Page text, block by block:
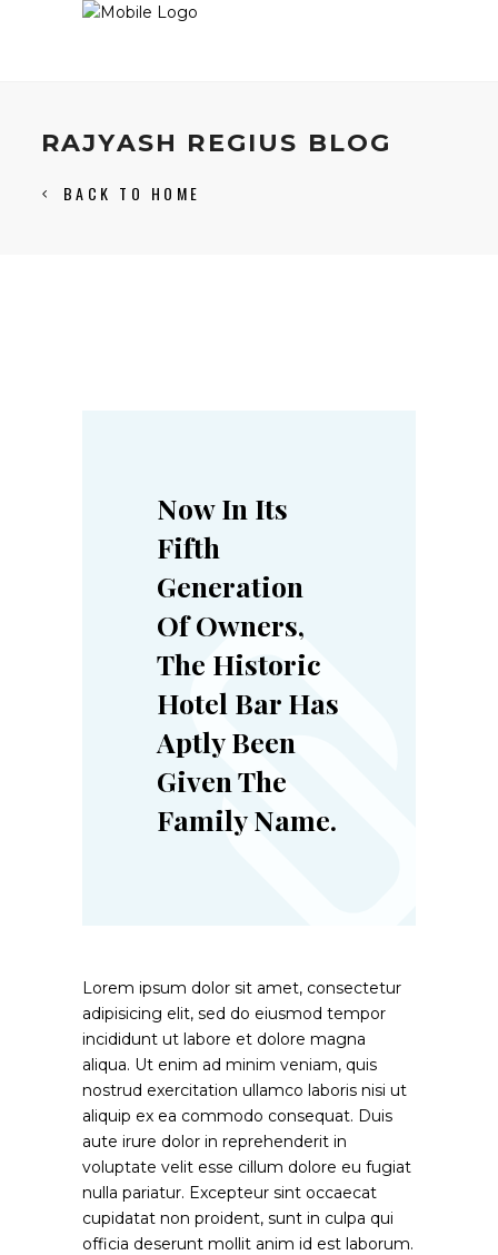
RAJYASH REGIUS BLOG
BACK TO HOME
Now In Its
Fifth
Generation
Of Owners,
The Historic
Hotel Bar Has
Aptly Been
Given The
Family Name.
Lorem ipsum dolor sit amet, consectetur
adipisicing elit, sed do eiusmod tempor
incididunt ut labore et dolore magna
aliqua. Ut enim ad minim veniam, quis
nostrud exercitation ullamco laboris nisi ut
aliquip ex ea commodo consequat. Duis
aute irure dolor in reprehenderit in
voluptate velit esse cillum dolore eu fugiat
nulla pariatur. Excepteur sint occaecat
cupidatat non proident, sunt in culpa qui
officia deserunt mollit anim id est laborum.